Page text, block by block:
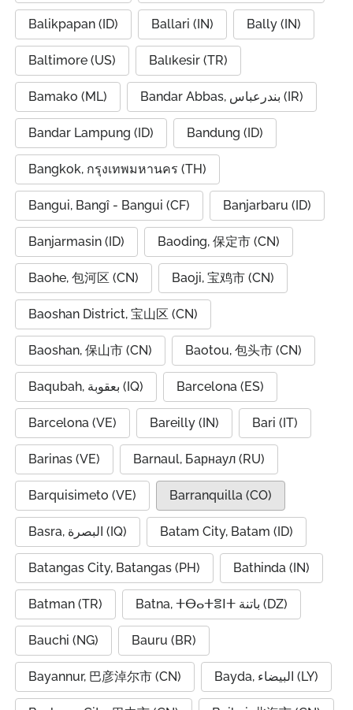
Balikpapan (ID) Ballari (IN) Bally (IN)
Baltimore (US) Balıkesir (TR)
Bamako (ML) Bandar Abbas, بندرعباس (IR)
Bandar Lampung (ID) Bandung (ID)
Bangkok, กรุงเทพมหานคร (TH)
Bangui, Bangî - Bangui (CF) Banjarbaru (ID)
Banjarmasin (ID) Baoding, 保定市 (CN)
Baohe, 包河区 (CN) Baoji, 宝鸡市 (CN)
Baoshan District, 宝山区 (CN)
Baoshan, 保山市 (CN) Baotou, 包头市 (CN)
Baqubah, بعقوبة (IQ) Barcelona (ES)
Barcelona (VE) Bareilly (IN) Bari (IT)
Barinas (VE) Barnaul, Барнаул (RU)
Barquisimeto (VE) Barranquilla (CO)
Basra, البصرة (IQ) Batam City, Batam (ID)
Batangas City, Batangas (PH) Bathinda (IN)
Batman (TR) Batna, ⵜⴱⴰⵜⴻⵏⵜ باتنة (DZ)
Bauchi (NG) Bauru (BR)
Bayannur, 巴彦淖尔市 (CN) Bayda, البيضاء (LY)